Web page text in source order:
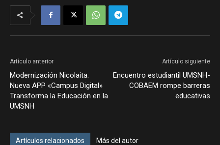
Artículo anterior
Modernización Nicolaita:
Nueva APP «Campus Digital»
Transforma la Educación en la
UMSNH
Artículo siguiente
Encuentro estudiantil UMSNH-
COBAEM rompe barreras
educativas
Artículos relacionados Más del autor